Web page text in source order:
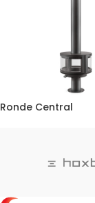
Ronde Central